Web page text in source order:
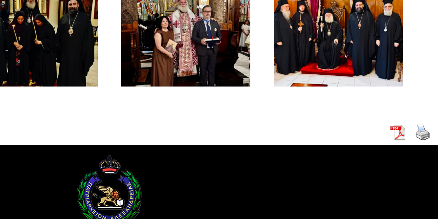
Νέος Αρχιμανδρίτης
και Πατριαρχική Τιμή
στον Γενικό Πρόξενο
Αλεξανδρείας
Νέος Μοναχός στο
Πατριαρχείο
Αλεξανδρείας